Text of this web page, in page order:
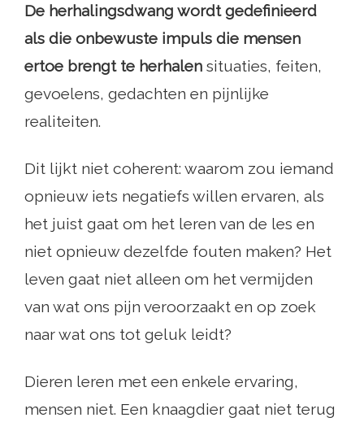
De herhalingsdwang wordt gedefinieerd
als die onbewuste impuls die mensen
ertoe brengt te herhalen situaties, feiten,
gevoelens, gedachten en pijnlijke
realiteiten.
Dit lijkt niet coherent: waarom zou iemand
opnieuw iets negatiefs willen ervaren, als
het juist gaat om het leren van de les en
niet opnieuw dezelfde fouten maken? Het
leven gaat niet alleen om het vermijden
van wat ons pijn veroorzaakt en op zoek
naar wat ons tot geluk leidt?
Dieren leren met een enkele ervaring,
mensen niet. Een knaagdier gaat niet terug